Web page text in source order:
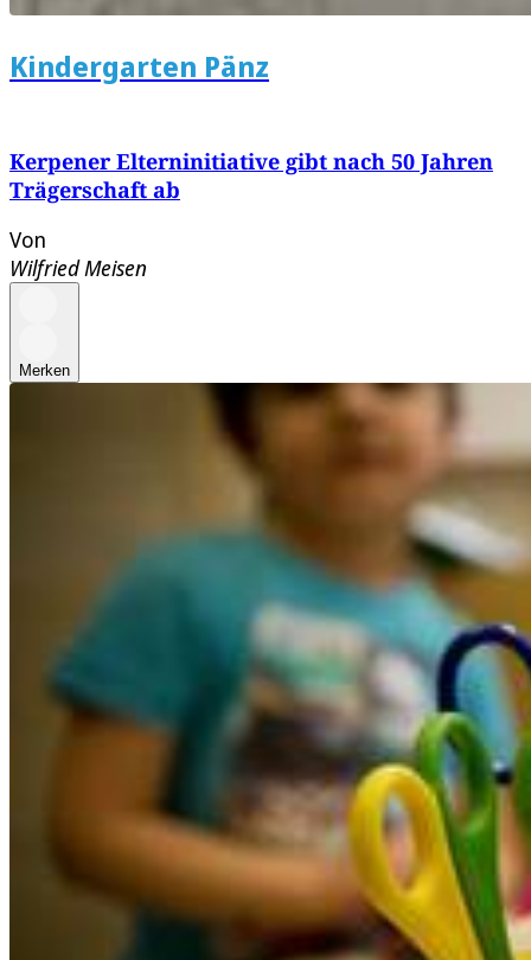
Kindergarten Pänz
Kerpener Elterninitiative gibt nach 50 Jahren
Trägerschaft ab
Von
Wilfried Meisen
Merken